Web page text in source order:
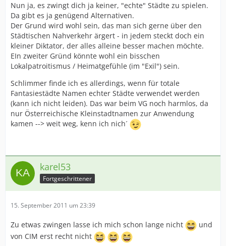
Nun ja, es zwingt dich ja keiner, "echte" Städte zu spielen.
Da gibt es ja genügend Alternativen.
Der Grund wird wohl sein, das man sich gerne über den
Städtischen Nahverkehr ärgert - in jedem steckt doch ein
kleiner Diktator, der alles alleine besser machen möchte.
EIn zweiter Gründ könnte wohl ein bisschen
Lokalpatroitismus / Heimatgefühle (im "Exil") sein.
Schlimmer finde ich es allerdings, wenn für totale
Fantasiestädte Namen echter Städte verwendet werden
(kann ich nicht leiden). Das war beim VG noch harmlos, da
nur Österreichische Kleinstadtnamen zur Anwendung
kamen --> weit weg, kenn ich nich´
karel53
Fortgeschrittener
15. September 2011 um 23:39
Zu etwas zwingen lasse ich mich schon lange nicht
und
von CIM erst recht nicht